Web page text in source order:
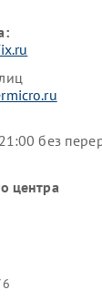
без
центра